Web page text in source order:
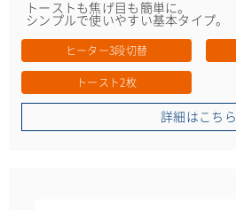
トーストも焦げ目も簡単に。
シンプルで使いやすい基本タイプ。
ヒーター3段切替
トースト2枚
詳細はこちら